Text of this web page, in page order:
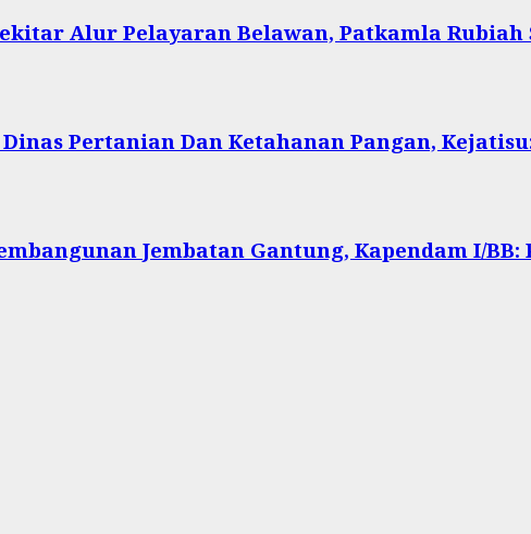
Alur Pelayaran Belawan, Patkamla Rubiah
Pertanian Dan Ketahanan Pangan,
Jembatan Gantung, Kapendam I/